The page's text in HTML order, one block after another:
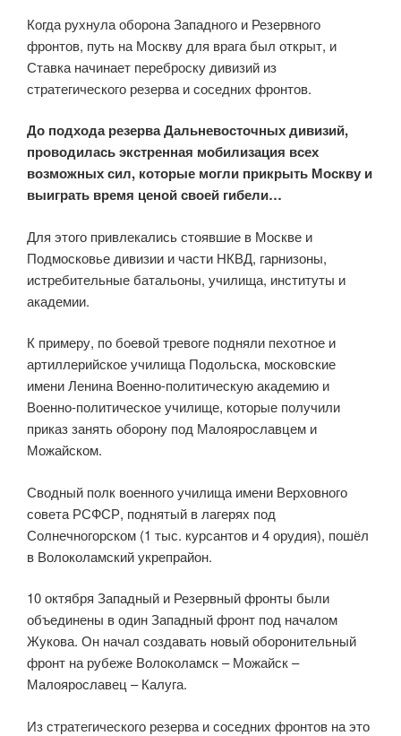
Когда рухнула оборона Западного и Резервного
фронтов, путь на Москву для врага был открыт, и
Ставка начинает переброску дивизий из
стратегического резерва и соседних фронтов.
До подхода резерва Дальневосточных дивизий,
проводилась экстренная мобилизация всех
возможных сил, которые могли прикрыть Москву и
выиграть время ценой своей гибели…
Для этого привлекались стоявшие в Москве и
Подмосковье дивизии и части НКВД, гарнизоны,
истребительные батальоны, училища, институты и
академии.
К примеру, по боевой тревоге подняли пехотное и
артиллерийское училища Подольска, московские
имени Ленина Военно-политическую академию и
Военно-политическое училище, которые получили
приказ занять оборону под Малоярославцем и
Можайском.
Сводный полк военного училища имени Верховного
совета РСФСР, поднятый в лагерях под
Солнечногорском (1 тыс. курсантов и 4 орудия), пошёл
в Волоколамский укрепрайон.
10 октября Западный и Резервный фронты были
объединены в один Западный фронт под началом
Жукова. Он начал создавать новый оборонительный
фронт на рубеже Волоколамск – Можайск –
Малоярославец – Калуга.
Из стратегического резерва и соседних фронтов на это